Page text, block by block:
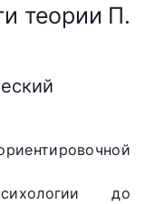
теории П.
до